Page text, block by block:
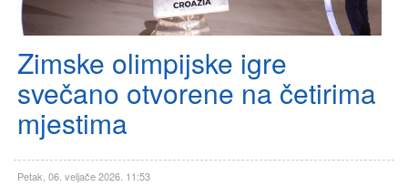
Zimske olimpijske igre
svečano otvorene na četirima
mjestima
Petak, 06. veljače 2026. 11:53